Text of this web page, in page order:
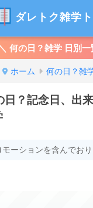
ダレトク雑学
＼ 何の日？雑学 日別一
ホーム 何の日？雑
日？記念日、出
ーションを含んでお